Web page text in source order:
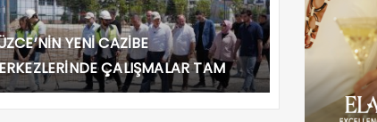
YENİ CAZİBE
ÇALIŞMALAR TAM